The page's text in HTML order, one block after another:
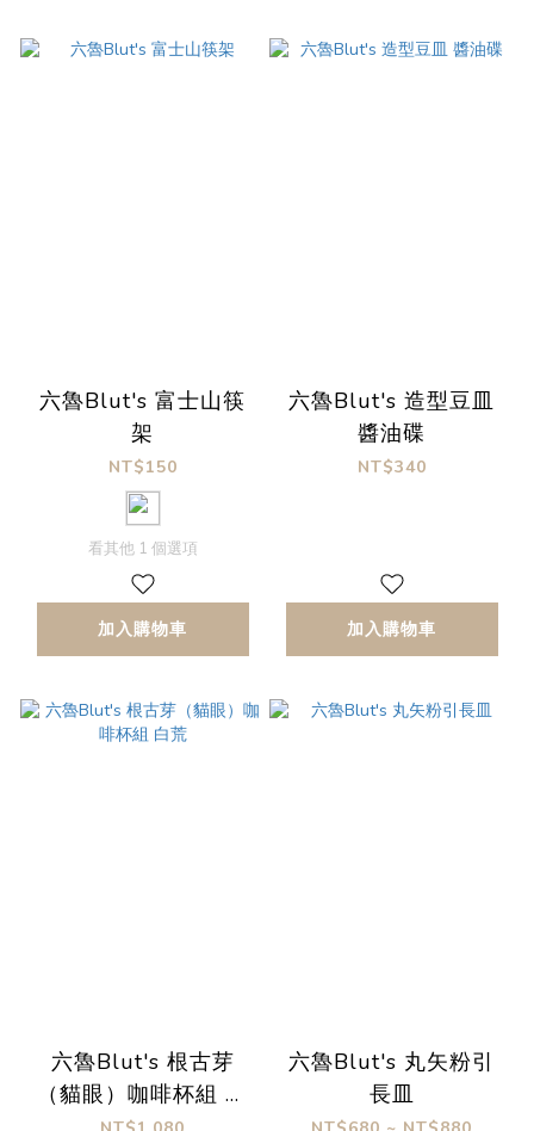
六魯Blut's 富士山筷
架
NT$150
看其他 1 個選項
加入購物車
六魯Blut's 造型豆皿
醬油碟
NT$340
加入購物車
六魯Blut's 根古芽
（貓眼）咖啡杯組 白
六魯Blut's 丸矢粉引
長皿